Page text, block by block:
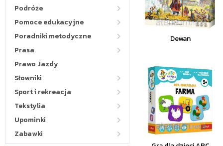
Podróże
Pomoce edukacyjne
Poradniki metodyczne
Prasa
Prawo Jazdy
Słowniki
Sport i rekreacja
Tekstylia
Upominki
Zabawki
Dewan